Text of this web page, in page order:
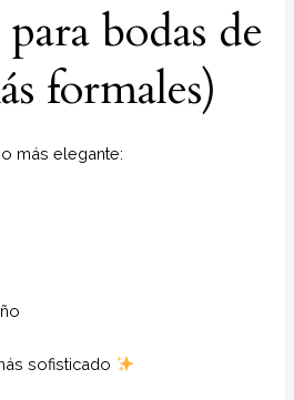
bodas de
formales)
más elegante:
sofisticado